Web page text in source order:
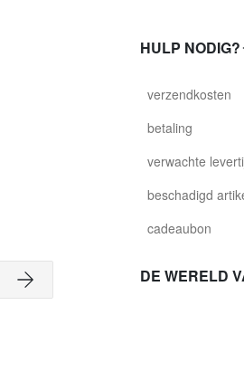
HULP NODIG?
verzendkosten
betaling
verwachte
beschadigd
cadeaubon
DE WERELD